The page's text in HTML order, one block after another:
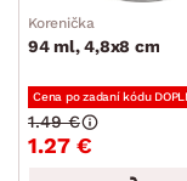
Cukrárske
Osvetlenie
Ukladanie a
Korenička
94 ml, 4,8x8 cm
Cena po zadaní kódu
1.27 €
1.49 €